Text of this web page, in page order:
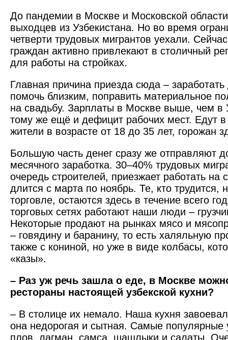
До пандемии в Москве и Московской
выходцев из ­Узбекистана. Но во время
четверти трудовых мигрантов уехали.
граждан активно привлекают в столичный
для работы на стройках.
Главная причина приезда сюда – заработать
помочь близким, поправить материальное
на свадьбу. Зарплаты в Москве выше, чем в
тому же ещё и дефицит рабочих мест. Едут в
жители в возрасте от 18 до 35 лет, горожан
Большую часть денег сразу же отправляют
месячного заработка. 30–40% трудовых
очередь строителей, приезжает работать на
длится с марта по ноябрь. Те, кто трудится,
торговле, остаются здесь в течение всего
торговых сетях работают наши люди –
Некоторые продают на рынках мясо и
– говядину и баранину, то есть халяльную
также с кониной, но уже в виде колбасы,
«казы».
– Раз уж речь зашла о еде, в Москве
рестораны настоящей узбекской кухни?
– В столице их немало. Наша кухня
она недорогая и сытная. Самые популярные
плов, лагман, самса, шашлыки и салаты.